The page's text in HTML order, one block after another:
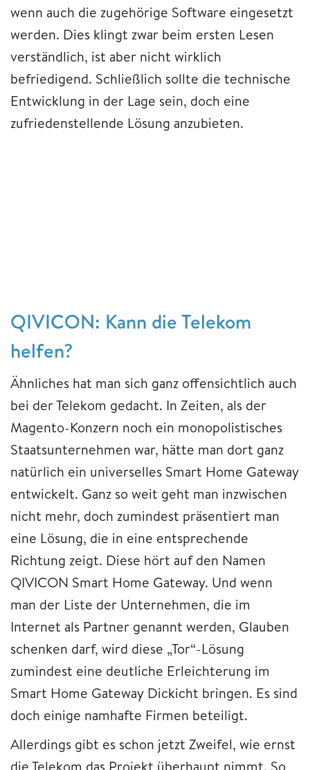
wenn auch die zugehörige Software eingesetzt
werden. Dies klingt zwar beim ersten Lesen
verständlich, ist aber nicht wirklich
befriedigend. Schließlich sollte die technische
Entwicklung in der Lage sein, doch eine
zufriedenstellende Lösung anzubieten.
QIVICON: Kann die Telekom
helfen?
Ähnliches hat man sich ganz offensichtlich auch
bei der Telekom gedacht. In Zeiten, als der
Magento-Konzern noch ein monopolistisches
Staatsunternehmen war, hätte man dort ganz
natürlich ein universelles Smart Home Gateway
entwickelt. Ganz so weit geht man inzwischen
nicht mehr, doch zumindest präsentiert man
eine Lösung, die in eine entsprechende
Richtung zeigt. Diese hört auf den Namen
QIVICON Smart Home Gateway. Und wenn
man der Liste der Unternehmen, die im
Internet als Partner genannt werden, Glauben
schenken darf, wird diese „Tor“-Lösung
zumindest eine deutliche Erleichterung im
Smart Home Gateway Dickicht bringen. Es sind
doch einige namhafte Firmen beteiligt.
Allerdings gibt es schon jetzt Zweifel, wie ernst
die Telekom das Projekt überhaupt nimmt. So